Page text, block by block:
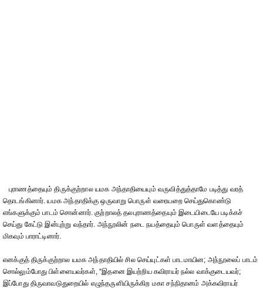
புராணத்தையும் திருக்குற்றால யமக அந்தாதியையும் வருவித்துத்தாமே படித்து வரத்
தொடங்கினார். யமக அந்தாதிக்கு ஒருவாறு பொருள் வரையறை செய்துகொண்டு
எங்களுக்கும் பாடம் சொன்னார். குற்றாலத் தலபுராணத்தையும் இடையிடையே படிக்கச்
செய்து கேட்டு இன்புற்று வந்தார். அந்நூலின் நடை நயத்தையும் பொருள் வளத்தையும்
மிகவும் பாராட்டினார்.
எனக்குத் திருக்குற்றால யமக அந்தாதியில் சில செய்யுட்கள் பாடமாயின; அந்நூலைப் பாடம்
சொல்லும்போது பிள்ளையவர்கள், “இதனை இயற்றிய கவிராயர் நல்ல வாக்குடையவர்;
இப்போது திருவாவடுதுறையில் எழுந்தருளியிருக்கிற மகா சந்நிதானம் அக்கவிராயர்